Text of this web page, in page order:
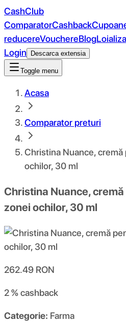
CashClub
ComparatorCashback
reducereVouchereBlog
Login
Descarca extensia
Toggle menu
Acasa
Comparator preturi
Christina Nuance,
ochilor, 30 ml
Christina Nuance,
zonei ochilor, 30 ml
262.49 RON
2 %cashback
Categorie: Farma